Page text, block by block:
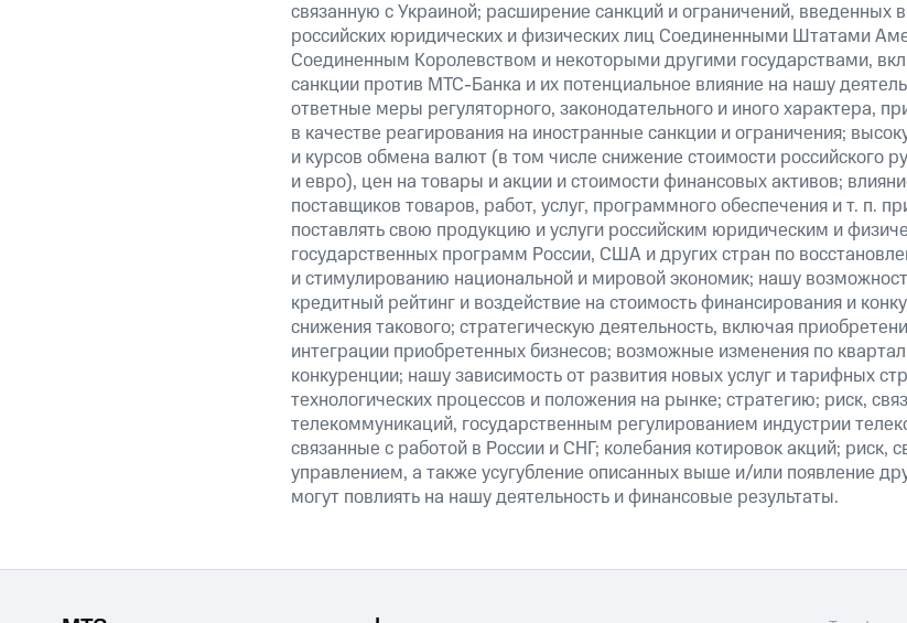
связанную с Украиной; расширение санкций и ограничений, введенных
российских юридических и физических лиц Соединенными Штатами
Соединенным Королевством и некоторыми другими государствами,
санкции против МТС-Банка и их потенциальное влияние на нашу
ответные меры регуляторного, законодательного и иного характера,
в качестве реагирования на иностранные санкции и ограничения;
и курсов обмена валют (в том числе снижение стоимости российского
и евро), цен на товары и акции и стоимости финансовых активов;
поставщиков товаров, работ, услуг, программного обеспечения и т. п.
поставлять свою продукцию и услуги российским юридическим и
государственных программ России, США и других стран по
и стимулированию национальной и мировой экономик; нашу
кредитный рейтинг и воздействие на стоимость финансирования и
снижения такового; стратегическую деятельность, включая
интеграции приобретенных бизнесов; возможные изменения по
конкуренции; нашу зависимость от развития новых услуг и тарифных
технологических процессов и положения на рынке; стратегию; риск,
телекоммуникаций, государственным регулированием индустрии
связанные с работой в России и СНГ; колебания котировок акций; риск,
управлением, а также усугубление описанных выше и/или появление
могут повлиять на нашу деятельность и финансовые результаты.